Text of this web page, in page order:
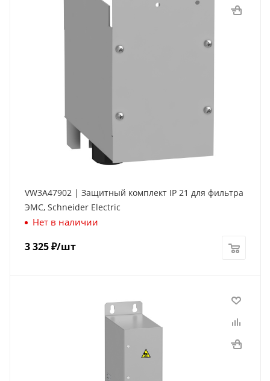
VW3A47902 | Защитный комплект IP 21 для фильтра
ЭМС, Schneider Electric
Нет в наличии
3 325₽/шт